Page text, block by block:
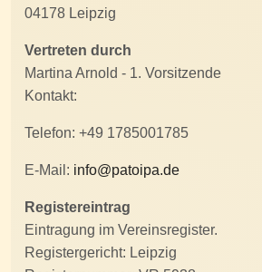
04178 Leipzig
Vertreten durch
Martina Arnold - 1. Vorsitzende
Kontakt:
Telefon: +49 1785001785
E-Mail: info@patoipa.de
Registereintrag
Eintragung im Vereinsregister.
Registergericht: Leipzig